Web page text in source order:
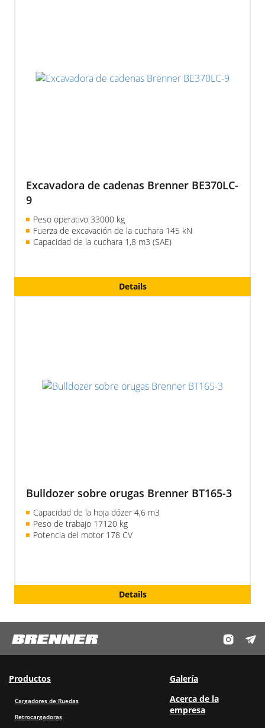
Excavadora de cadenas Brenner BE370LC-
9
Peso operativo 33000 kg
Fuerza de excavación de la cuchara 145 kN
Capacidad de la cuchara 1,8 m3 (SAE)
Details
Bulldozer sobre orugas Brenner BT165-3
Capacidad de la hoja dózer 4,6 m3
Peso de trabajo 17120 kg
Potencia del motor 178 CV
Details
Productos
Cargadores de Ruedas
Retrocargadoras
Galería
Acerca de la
empresa